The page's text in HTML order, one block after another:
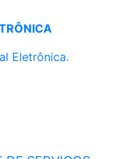
Eletrônica.